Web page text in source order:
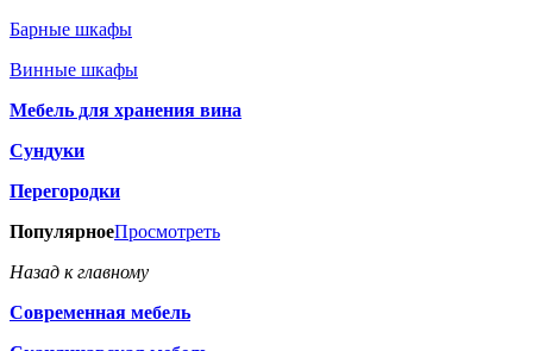
Барные шкафы
Винные шкафы
Мебель для хранения вина
Сундуки
Перегородки
ПопулярноеПросмотреть
Назад к главному
Современная мебель